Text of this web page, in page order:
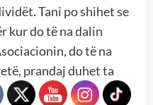
Tani po shihet se
kur do të na dalin
do të na
prandaj duhet ta